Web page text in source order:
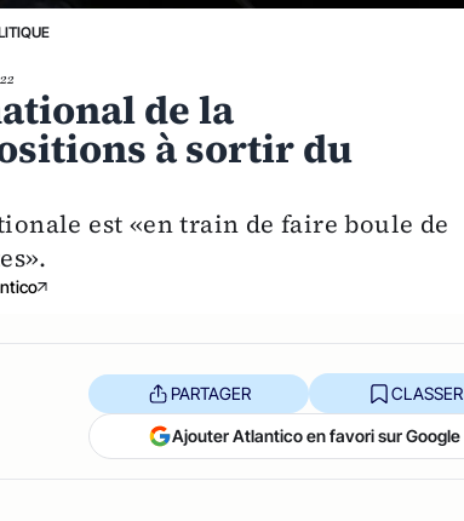
de la
à sortir du
est «en train de faire boule de
PARTAGER CLASSER
Ajouter Atlantico en favori sur Google